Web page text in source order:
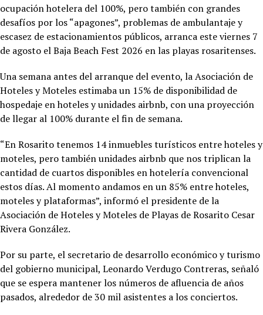
ocupación hotelera del 100%, pero también con grandes
desafíos por los “apagones”, problemas de ambulantaje y
escasez de estacionamientos públicos, arranca este viernes 7
de agosto el Baja Beach Fest 2026 en las playas rosaritenses.
Una semana antes del arranque del evento, la Asociación de
Hoteles y Moteles estimaba un 15% de disponibilidad de
hospedaje en hoteles y unidades airbnb, con una proyección
de llegar al 100% durante el fin de semana.
“En Rosarito tenemos 14 inmuebles turísticos entre hoteles y
moteles, pero también unidades airbnb que nos triplican la
cantidad de cuartos disponibles en hotelería convencional
estos días. Al momento andamos en un 85% entre hoteles,
moteles y plataformas”, informó el presidente de la
Asociación de Hoteles y Moteles de Playas de Rosarito Cesar
Rivera González.
Por su parte, el secretario de desarrollo económico y turismo
del gobierno municipal, Leonardo Verdugo Contreras, señaló
que se espera mantener los números de afluencia de años
pasados, alrededor de 30 mil asistentes a los conciertos.